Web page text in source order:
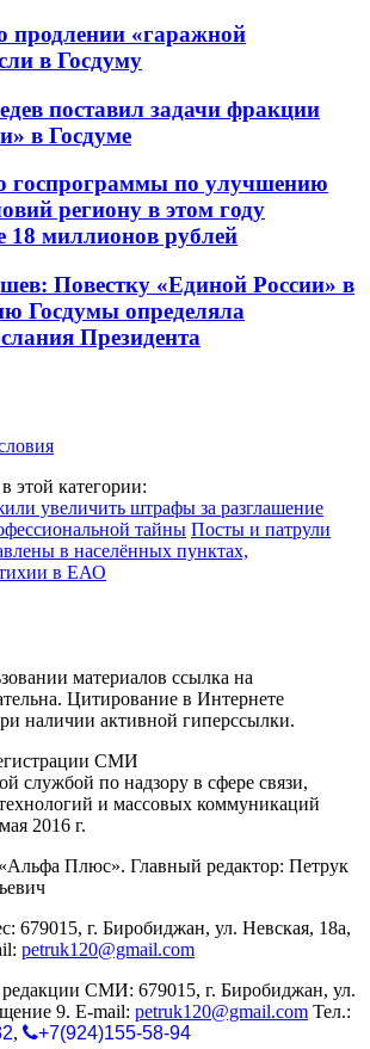
продлении «гаражной
в Госдуму
поставил задачи фракции
в Госдуме
госпрограммы по улучшению
региону в этом году
18 миллионов рублей
Повестку «Единой России» в
Госдумы определяла
Президента
этой категории:
увеличить штрафы за разглашение
тайны Посты и патрули
в населённых пунктах,
в ЕАО
материалов ссылка на
Цитирование в Интернете
наличии активной гиперссылки.
СМИ
службой по надзору в сфере связи,
и массовых коммуникаций
2016 г.
Плюс». Главный редактор: Петрук
679015, г. Биробиджан, ул. Невская, 18а,
petruk120@gmail.com
СМИ: 679015, г. Биробиджан, ул.
9. E-mail: petruk120@gmail.com Тел.:
, +7(924)155-58-94